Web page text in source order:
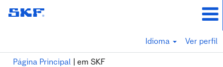
Idioma Ver perfil
Página Principal | em SKF(página